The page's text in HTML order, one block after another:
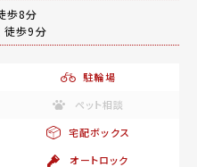
歩8分
徒歩9分
駐輪場
ペット相談
宅配ボックス
オートロック